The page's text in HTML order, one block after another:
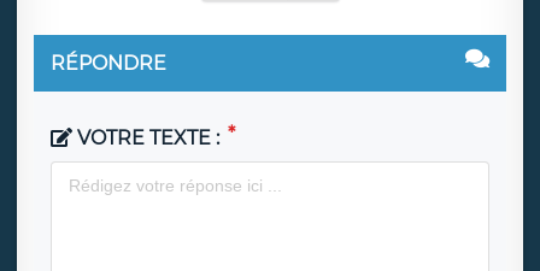
RÉPONDRE
VOTRE TEXTE :